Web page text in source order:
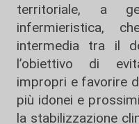
territoriale, a
infermieristica,
intermedia tra il
l’obiettivo di
impropri e favorire
più idonei e
la stabilizzazione